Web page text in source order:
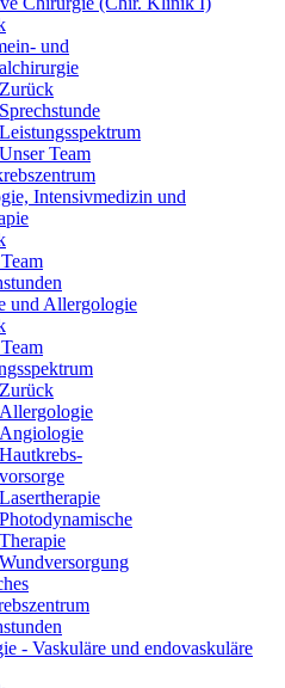
und
Zurück
Sprechstunde
Leistungsspektrum
Unser Team
Intensivmedizin und
und Allergologie
Zurück
Allergologie
Angiologie
Hautkrebs-
vorsorge
Lasertherapie
Photodynamische
Therapie
Wundversorgung
- Vaskuläre und endovaskuläre